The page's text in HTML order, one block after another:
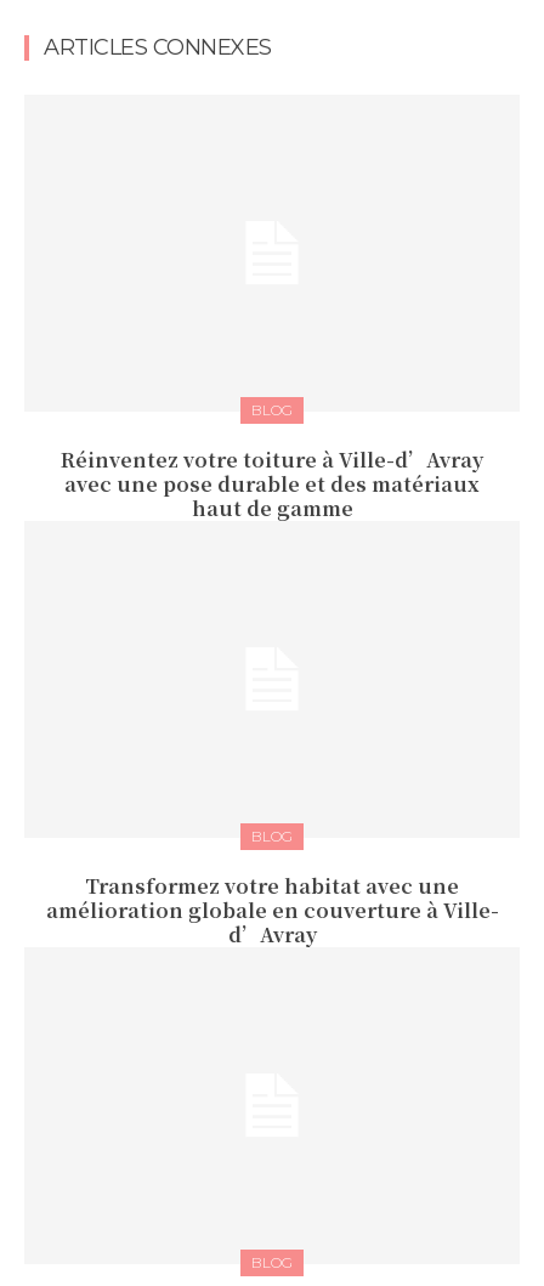
ARTICLES CONNEXES
BLOG
Réinventez votre toiture à Ville-d’Avray
avec une pose durable et des matériaux
haut de gamme
BLOG
Transformez votre habitat avec une
amélioration globale en couverture à Ville-
d’Avray
BLOG